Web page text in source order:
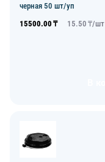
черная 50 шт/уп
15500.00 ₸ 15.50 ₸/шт